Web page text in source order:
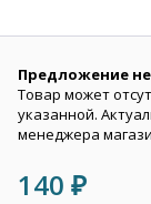
Предложение
Товар может
указанной.
менеджера
140 ₽